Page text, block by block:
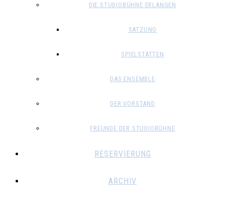
DIE STUDIOBÜHNE ERLANGEN
SATZUNG
SPIELSTÄTTEN
DAS ENSEMBLE
DER VORSTAND
FREUNDE DER STUDIOBÜHNE
RESERVIERUNG
ARCHIV